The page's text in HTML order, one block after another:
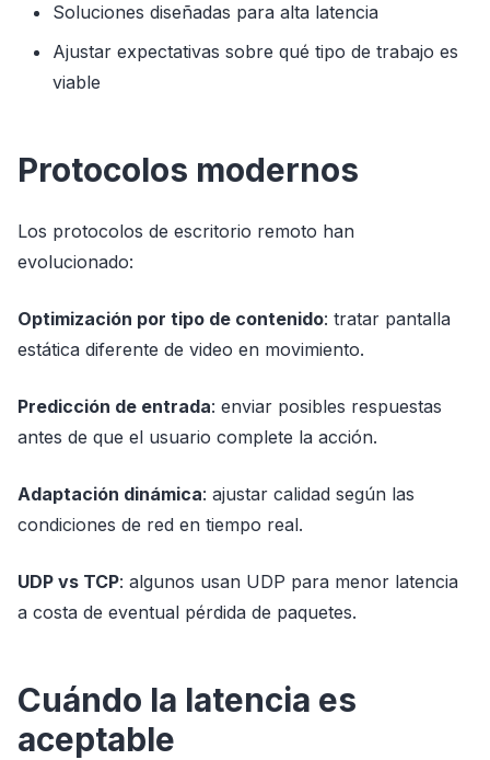
Soluciones diseñadas para alta latencia
Ajustar expectativas sobre qué tipo de trabajo es
viable
Protocolos modernos
Los protocolos de escritorio remoto han
evolucionado:
Optimización por tipo de contenido: tratar pantalla
estática diferente de video en movimiento.
Predicción de entrada: enviar posibles respuestas
antes de que el usuario complete la acción.
Adaptación dinámica: ajustar calidad según las
condiciones de red en tiempo real.
UDP vs TCP: algunos usan UDP para menor latencia
a costa de eventual pérdida de paquetes.
Cuándo la latencia es
aceptable